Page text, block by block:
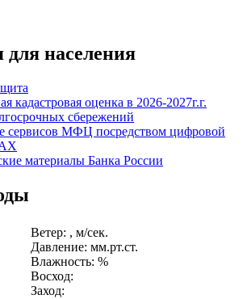
населения
кадастровая оценка в 2026-2027г.г.
сбережений
сервисов МФЦ посредством цифровой
материалы Банка России
Ветер: , м/сек.
Давление: мм.рт.ст.
Влажность: %
Восход:
Заход: